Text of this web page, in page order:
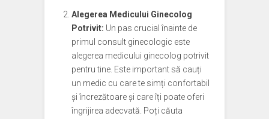
Alegerea Medicului Ginecolog
Potrivit: Un pas crucial înainte de
primul consult ginecologic este
alegerea medicului ginecolog potrivit
pentru tine. Este important să cauți
un medic cu care te simți confortabil
și încrezătoare și care îți poate oferi
îngrijirea adecvată. Poți căuta